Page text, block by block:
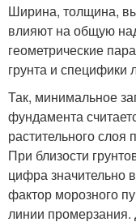
Ширина, толщина,
влияют на общую
геометрические
грунта и специфики
Так, минимальное
фундамента
растительного
При близости
цифра значительно
фактор морозного
линии промерзания.